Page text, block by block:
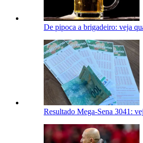
De pipoca a brigadeiro: veja
Resultado Mega-Sena 3041: